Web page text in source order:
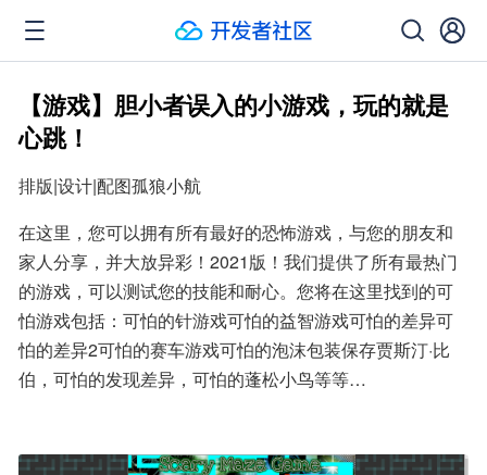
【游戏】胆小者误入的小游戏，玩的就是
心跳！
排版|设计|配图孤狼小航
在这里，您可以拥有所有最好的恐怖游戏，与您的朋友和
家人分享，并大放异彩！2021版！我们提供了所有最热门
的游戏，可以测试您的技能和耐心。您将在这里找到的可
怕游戏包括：可怕的针游戏可怕的益智游戏可怕的差异可
怕的差异2可怕的赛车游戏可怕的泡沫包装保存贾斯汀·比
伯，可怕的发现差异，可怕的蓬松小鸟等等…